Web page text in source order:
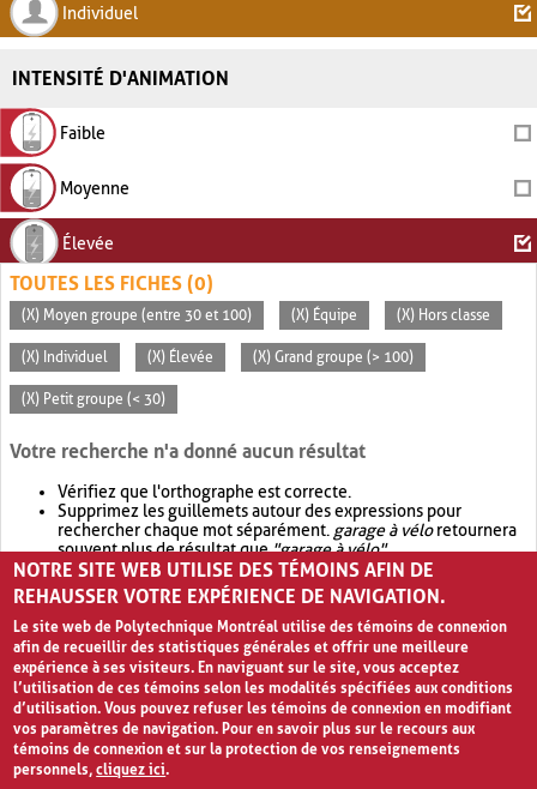
Individuel
INTENSITÉ D'ANIMATION
Faible
Moyenne
Élevée
TOUTES LES FICHES (0)
(X) Moyen groupe (entre 30 et 100) (X) Équipe (X) Hors classe
(X) Individuel (X) Élevée (X) Grand groupe (> 100)
(X) Petit groupe (< 30)
Votre recherche n'a donné aucun résultat
Vérifiez que l'orthographe est correcte.
Supprimez les guillemets autour des expressions pour
rechercher chaque mot séparément. garage à véloretournera
souvent plus de résultat que"garage à vélo".
Envisagez d'élargir votre recherche avec OR.garage OR vélo
retournera souvent plus de résultat quegarage à vélo
NOTRE SITE WEB UTILISE DES TÉMOINS AFIN DE
REHAUSSER VOTRE EXPÉRIENCE DE NAVIGATION.
Le site web de Polytechnique Montréal utilise des témoins de connexion
afin de recueillir des statistiques générales et offrir une meilleure
expérience à ses visiteurs. En naviguant sur le site, vous acceptez
l’utilisation de ces témoins selon les modalités spécifiées aux conditions
d’utilisation. Vous pouvez refuser les témoins de connexion en modifiant
vos paramètres de navigation. Pour en savoir plus sur le recours aux
témoins de connexion et sur la protection de vos renseignements
personnels,cliquez ici.